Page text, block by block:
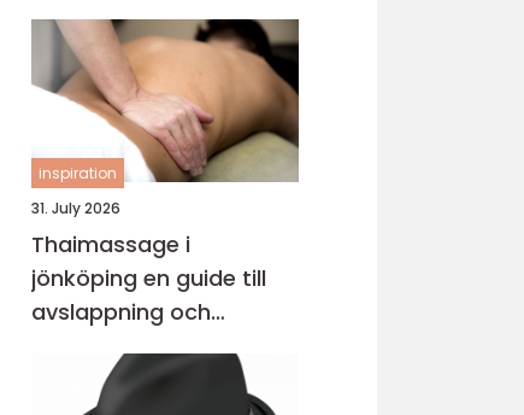
inspiration
31. July 2026
Thaimassage i
jönköping en guide till
avslappning och
behandling